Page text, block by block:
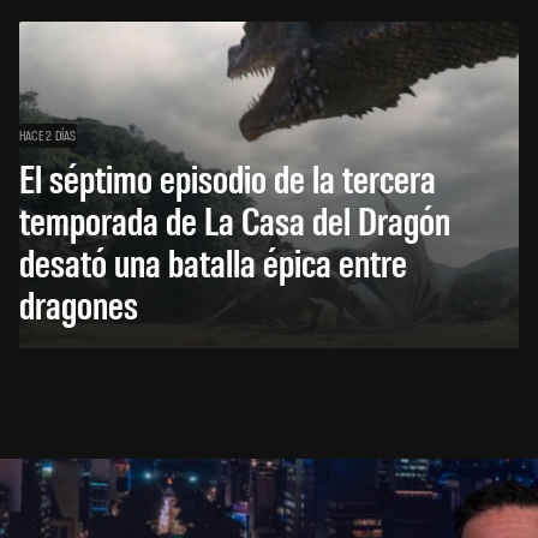
HACE 2 DÍAS
El séptimo episodio de la tercera
temporada de La Casa del Dragón
desató una batalla épica entre
dragones